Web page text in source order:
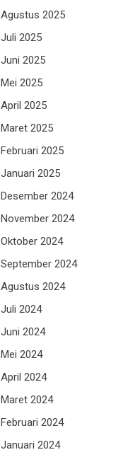
Agustus 2025
Juli 2025
Juni 2025
Mei 2025
April 2025
Maret 2025
Februari 2025
Januari 2025
Desember 2024
November 2024
Oktober 2024
September 2024
Agustus 2024
Juli 2024
Juni 2024
Mei 2024
April 2024
Maret 2024
Februari 2024
Januari 2024